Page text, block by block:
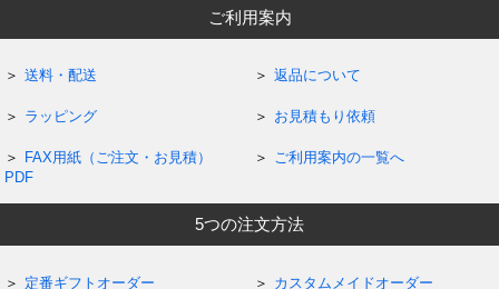
ご利用案内
送料・配送 返品について
ラッピング お見積もり依頼
FAX用紙（ご注文・お見積）
PDF
ご利用案内の一覧へ
5つの注文方法
定番ギフトオーダー カスタムメイドオーダー